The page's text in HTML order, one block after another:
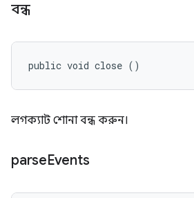
বন্ধ
public void close ()
লগক্যাট শোনা বন্ধ করুন।
parseEvents